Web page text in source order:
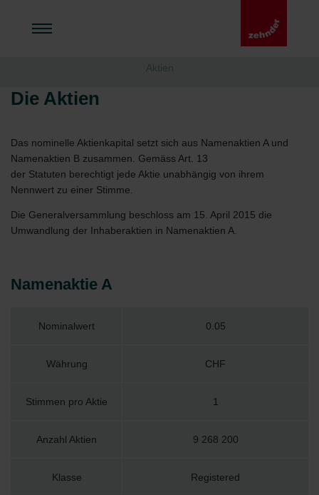
Aktien
Die Aktien
Das nominelle Aktienkapital setzt sich aus Namenaktien A und
Namenaktien B zusammen. Gemäss Art. 13
der Statuten berechtigt jede Aktie unabhängig von ihrem
Nennwert zu einer Stimme.
Die Generalversammlung beschloss am 15. April 2015 die
Umwandlung der Inhaberaktien in Namenaktien A.
Namenaktie A
Nominalwert 0.05
Währung CHF
Stimmen pro Aktie 1
Anzahl Aktien 9 268 200
Klasse Registered